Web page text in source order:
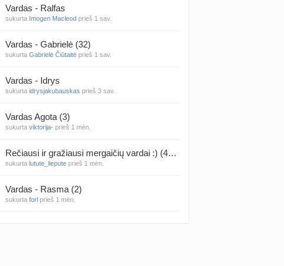
Visos temos (8000+)
Vardas - Ralfas
sukurta Imogen Macleod prieš 1 sav.
Vardas - Gabrielė (32)
sukurta Gabrielė Čiūtaitė prieš 1 sav.
Vardas - Idrys
sukurta idrysjakubauskas prieš 3 sav.
Vardas Agota (3)
sukurta viktorija- prieš 1 mėn.
Rečiausi ir gražiausi mergaičių vardai :) (4314)
sukurta lutute_liepute prieš 1 mėn.
Vardas - Rasma (2)
sukurta forl prieš 1 mėn.
Vardas - Mila (12)